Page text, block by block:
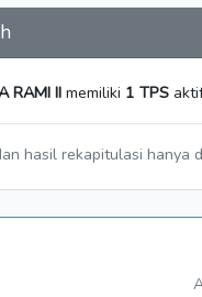
RAMI IImemiliki 1 TPS
hasil rekapitulasi